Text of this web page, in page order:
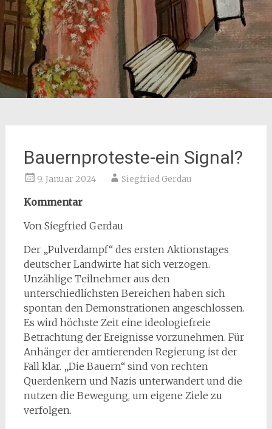
Bauernproteste-ein Signal?
9. Januar 2024 Siegfried Gerdau
Kommentar
Von Siegfried Gerdau
Der „Pulverdampf“ des ersten Aktionstages
deutscher Landwirte hat sich verzogen.
Unzählige Teilnehmer aus den
unterschiedlichsten Bereichen haben sich
spontan den Demonstrationen angeschlossen.
Es wird höchste Zeit eine ideologiefreie
Betrachtung der Ereignisse vorzunehmen. Für
Anhänger der amtierenden Regierung ist der
Fall klar. „Die Bauern“ sind von rechten
Querdenkern und Nazis unterwandert und die
nutzen die Bewegung, um eigene Ziele zu
verfolgen.